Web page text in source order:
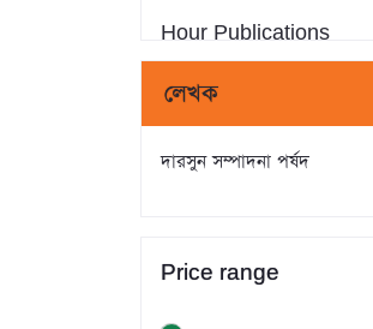
Hour Publications
Eminent Publications
রাহনুমা প্রকাশনী
লেখক
দারসুন সম্পাদনা পর্ষদ
Price range